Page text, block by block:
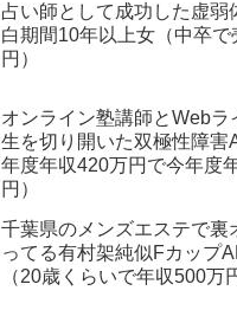
占い師として成功した虚弱
白期間10年以上女（中卒で
円）
オンライン塾講師とWebラ
生を切り開いた双極性障害
年度年収420万円で今年度
円）
千葉県のメンズエステで裏
ってる有村架純似Fカップ
（20歳くらいで年収500万